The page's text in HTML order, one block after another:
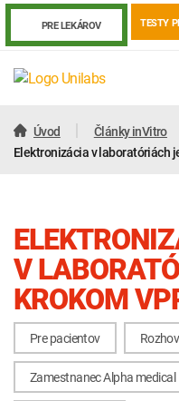
PRE LEKÁROV TESTY
Genetika Covid-19
Výsledky vyšetrení
Úvod Články inVitro
Elektronizácia v laboratóriách
V
KROKOM
Pre pacientov
Zamestnanec Alpha medical